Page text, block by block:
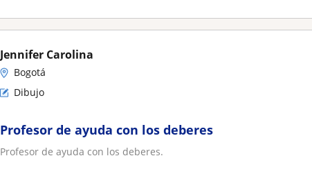
Jennifer Carolina
Bogotá
Dibujo
Profesor de ayuda con los deberes
Profesor de ayuda con los deberes.